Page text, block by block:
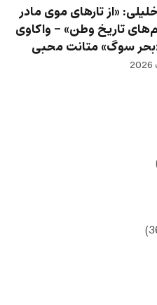
«از تارهای موی مادر
تاریخ وطن» – واکاوی
سوگ» متانت محبی